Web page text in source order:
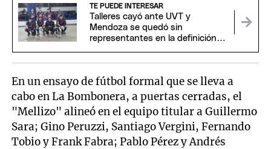
TE PUEDE INTERESAR
Talleres cayó ante UVT y
Mendoza se quedó sin
representantes en la definición
En un ensayo de fútbol formal que se lleva a
cabo en La Bombonera, a puertas cerradas, el
"Mellizo" alineó en el equipo titular a Guillermo
Sara; Gino Peruzzi, Santiago Vergini, Fernando
Tobio y Frank Fabra; Pablo Pérez y Andrés